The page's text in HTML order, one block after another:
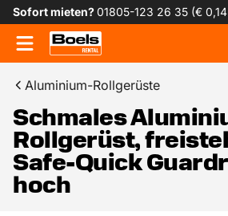
Sofort mieten?01805-123 26 35 (€
Aluminium-Rollgerüste
Schmales
Rollgerüst,
Safe-Quick
hoch